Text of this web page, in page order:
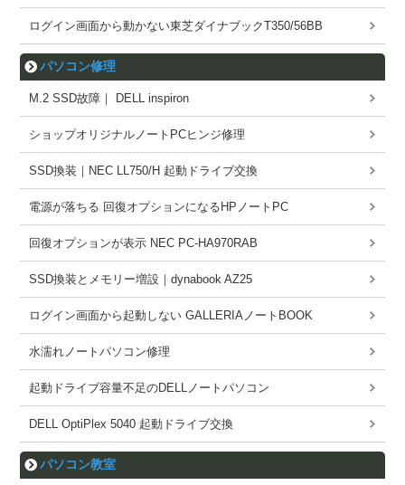
ログイン画面から動かない東芝ダイナブックT350/56BB
パソコン修理
M.2 SSD故障｜ DELL inspiron
ショップオリジナルノートPCヒンジ修理
SSD換装｜NEC LL750/H 起動ドライブ交換
電源が落ちる 回復オプションになるHPノートPC
回復オプションが表示 NEC PC-HA970RAB
SSD換装とメモリー増設｜dynabook AZ25
ログイン画面から起動しない GALLERIAノートBOOK
水濡れノートパソコン修理
起動ドライブ容量不足のDELLノートパソコン
DELL OptiPlex 5040 起動ドライブ交換
パソコン教室